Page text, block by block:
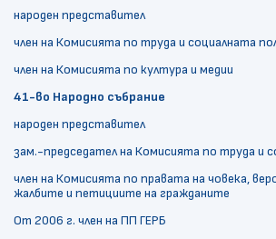
народен представител
член на Комисията по труда и социалната
член на Комисията по култура и медии
41-во Народно събрание
народен представител
зам.-председател на Комисията по труда и
член на Комисията по правата на човека,
жалбите и петициите на гражданите
От 2006 г. член на ПП ГЕРБ